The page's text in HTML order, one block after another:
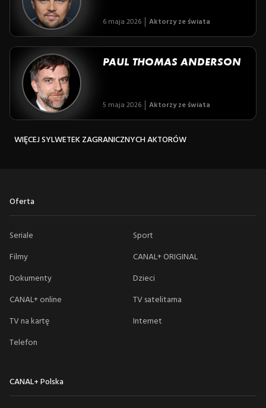
6 maja 2026 Aktorzy ze świata
PAUL THOMAS ANDERSON
5 maja 2026 Aktorzy ze świata
WIĘCEJ SYLWETEK ZAGRANICZNYCH AKTORÓW
Oferta
Seriale
Sport
Filmy
CANAL+ ORIGINAL
Dokumenty
Dzieci
CANAL+ online
TV satelitarna
TV na kartę
Internet
Telefon
CANAL+ Polska